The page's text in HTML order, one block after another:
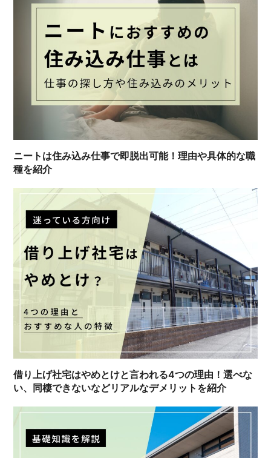
ニートは住み込み仕事で即脱出可能！理由や具体的な職
種を紹介
借り上げ社宅はやめとけと言われる4つの理由！選べな
い、同棲できないなどリアルなデメリットを紹介